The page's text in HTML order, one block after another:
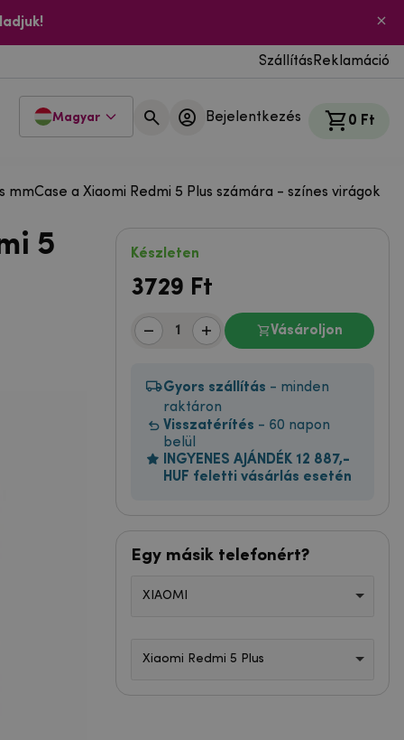
Szállítás Reklamáció
Magyar Bejelentkezés 0 Ft
mmCase a Xiaomi Redmi 5 Plus számára - színes virágok
5 Készleten
3729 Ft
Vásároljon
Gyors szállítás - minden
raktáron
Visszatérítés - 60 napon
belül
INGYENES AJÁNDÉK 12 887,-
HUF feletti vásárlás esetén
Egy másik telefonért?
XIAOMI
Xiaomi Redmi 5 Plus